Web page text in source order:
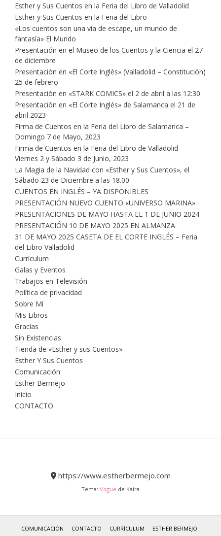
Esther y Sus Cuentos en la Feria del Libro de Valladolid
Esther y Sus Cuentos en la Feria del Libro
«Los cuentos son una vía de escape, un mundo de
fantasía» El Mundo
Presentación en el Museo de los Cuentos y la Ciencia el 27
de diciembre
Presentación en «El Corte Inglés» (Valladolid – Constitución)
25 de febrero
Presentación en «STARK COMICS» el 2 de abril a las 12:30
Presentación en «El Corte Inglés» de Salamanca el 21 de
abril 2023
Firma de Cuentos en la Feria del Libro de Salamanca –
Domingo 7 de Mayo, 2023
Firma de Cuentos en la Feria del Libro de Valladolid –
Viernes 2 y Sábado 3 de Junio, 2023
La Magia de la Navidad con «Esther y Sus Cuentos», el
Sábado 23 de Diciembre a las 18.00
CUENTOS EN INGLÉS – YA DISPONIBLES
PRESENTACIÓN NUEVO CUENTO «UNIVERSO MARINA»
PRESENTACIONES DE MAYO HASTA EL 1 DE JUNIO 2024
PRESENTACIÓN 10 DE MAYO 2025 EN ALMANZA
31 DE MAYO 2025 CASETA DE EL CORTE INGLÉS – Feria
del Libro Valladolid
Currículum
Galas y Eventos
Trabajos en Televisión
Política de privacidad
Sobre Mí
Mis Libros
Gracias
Sin Existencias
Tienda de «Esther y sus Cuentos»
Esther Y Sus Cuentos
Comunicación
Esther Bermejo
Inicio
CONTACTO
https://www.estherbermejo.com
Tema: Vogue de Kaira
COMUNICACIÓN CONTACTO CURRÍCULUM ESTHER BERMEJO